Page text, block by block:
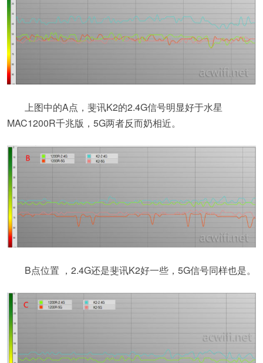
上图中的A点，斐讯K2的2.4G信号明显好于水星
MAC1200R千兆版，5G两者反而奶相近。
B点位置 ，2.4G还是斐讯K2好一些，5G信号同样也是。